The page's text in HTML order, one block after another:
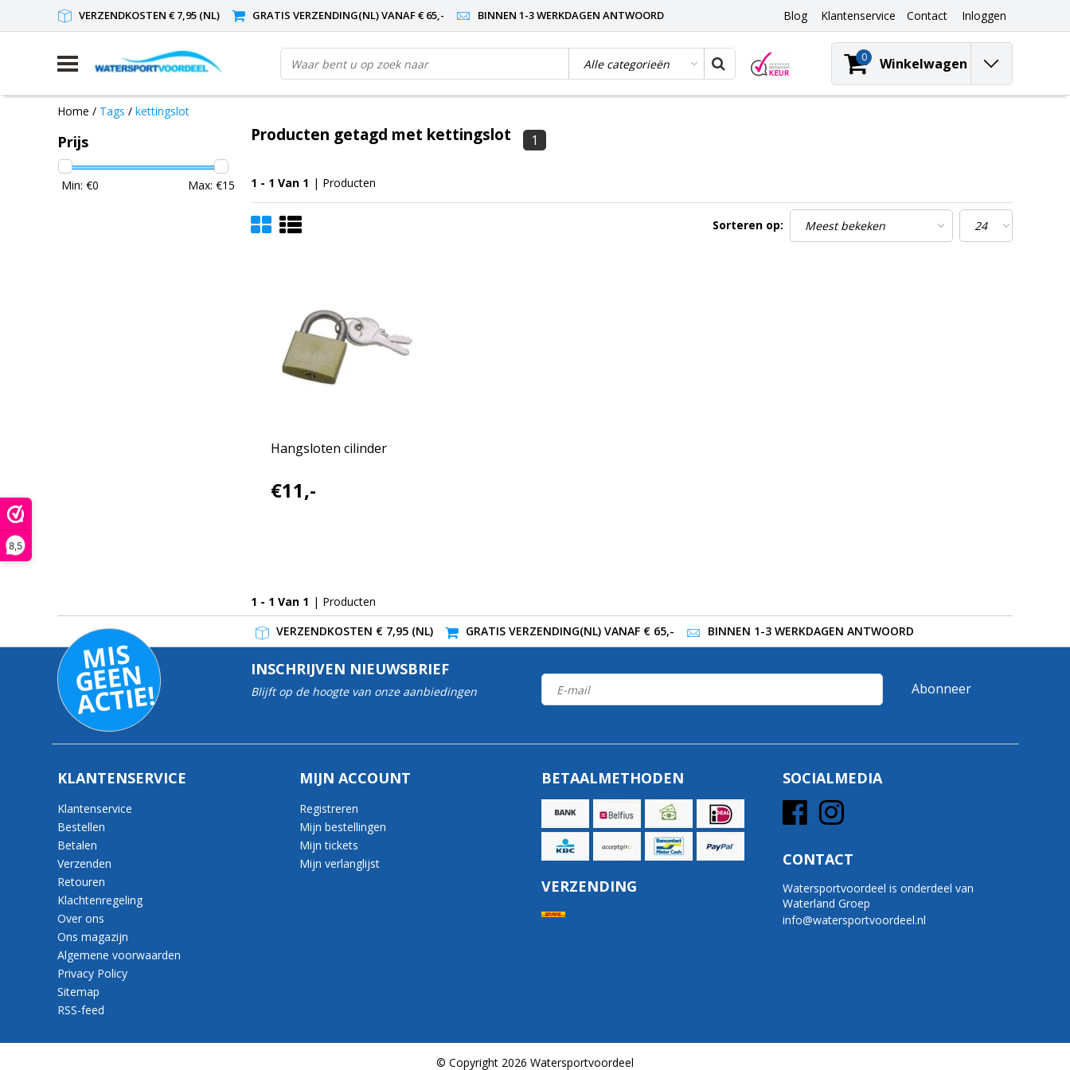
8,5
VERZENDKOSTEN € 7,95 (NL) GRATIS VERZENDING(NL) VANAF € 65,- BINNEN 1-3 WERKDAGEN ANTWOORD Blog Klantenservice Contact Inloggen
0 Winkelwagen
Home / Tags / kettingslot
Prijs
Min: €0 Max: €15
Producten getagd met kettingslot 1
1 - 1 Van 1 | Producten
Sorteren op:
Hangsloten cilinder
€11,-
1 - 1 Van 1 | Producten
VERZENDKOSTEN € 7,95 (NL)
GRATIS VERZENDING(NL) VANAF € 65,- BINNEN 1-3 WERKDAGEN ANTWOORD
MI
S
G
E
E
N
A
C
TI
E!
INSCHRIJVEN NIEUWSBRIEF
Blijft op de hoogte van onze aanbiedingen Abonneer
KLANTENSERVICE
Klantenservice
Bestellen
Betalen
Verzenden
Retouren
Klachtenregeling
Over ons
Ons magazijn
Algemene voorwaarden
Privacy Policy
Sitemap
RSS-feed
MIJN ACCOUNT
Registreren
Mijn bestellingen
Mijn tickets
Mijn verlanglijst
BETAALMETHODEN
VERZENDING
SOCIALMEDIA
CONTACT
Watersportvoordeel is onderdeel van
Waterland Groep
info@watersportvoordeel.nl
© Copyright 2026 Watersportvoordeel